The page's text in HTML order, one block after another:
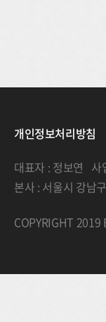
개인정보처리방침
대표자 : 정보연 사
본사 : 서울시 강남
COPYRIGHT